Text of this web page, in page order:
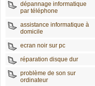
dépannage informatique
par téléphone
assistance informatique à
domicile
ecran noir sur pc
réparation disque dur
problème de son sur
ordinateur